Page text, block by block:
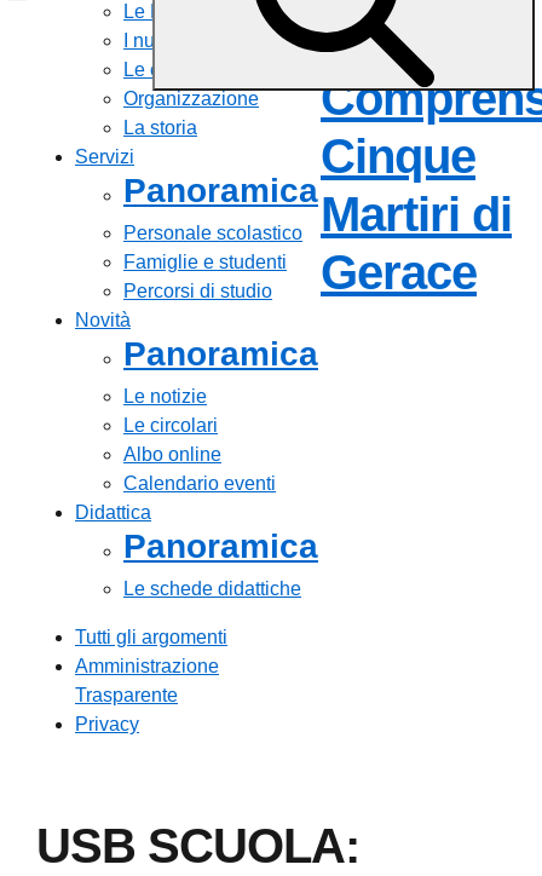
Le Persone
I numeri della scuola
Le carte della scuola
Organizzazione
La storia
Servizi
Panoramica
Personale scolastico
Famiglie e studenti
Percorsi di studio
Novità
Panoramica
Le notizie
Le circolari
Albo online
Calendario eventi
Didattica
Panoramica
Le schede didattiche
Tutti gli argomenti
Amministrazione
Trasparente
Privacy
Istituto
Cinque
Martiri di
Gerace—
USB SCUOLA: